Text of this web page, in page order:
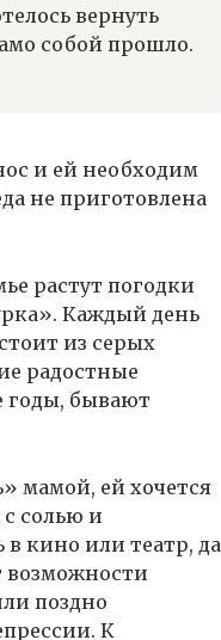
вернуть
собой прошло.
и ей необходим
не приготовлена
растут погодки
Каждый день
из серых
радостные
годы, бывают
мамой, ей хочется
солью и
кино или театр, да
возможности
поздно
К